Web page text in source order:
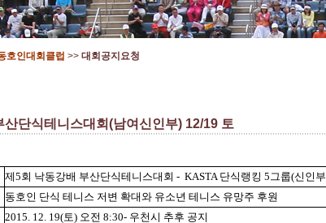
호인대회클럽 >> 대회공지요청
산단식테니스대회(남여신인부) 12/19 토
제5회 낙동강배 부산단식테니스대회 - KASTA 단식랭킹 5그룹(신인
동호인 단식 테니스 저변 확대와 유소년 테니스 유망주 후원
2015. 12. 19(토) 오전 8:30- 우천시 추후 공지